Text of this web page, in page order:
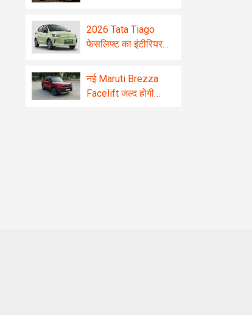
खास
2026 Tata Tiago
फेसलिफ्ट का इंटीरियर
और कई नए फीचर्स से
होगी लैस
नई Maruti Brezza
Facelift जल्द होगी